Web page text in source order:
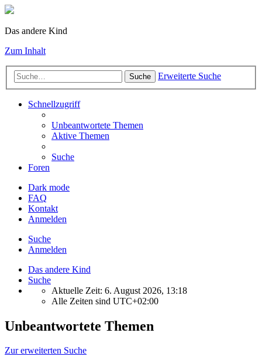
Das andere Kind
Zum Inhalt
Suche Erweiterte Suche
Schnellzugriff
Unbeantwortete Themen
Aktive Themen
Suche
Foren
Dark mode
FAQ
Kontakt
Anmelden
Suche
Anmelden
Das andere Kind
Suche
Aktuelle Zeit: 6. August 2026, 13:18
Alle Zeiten sind UTC+02:00
Unbeantwortete Themen
Zur erweiterten Suche